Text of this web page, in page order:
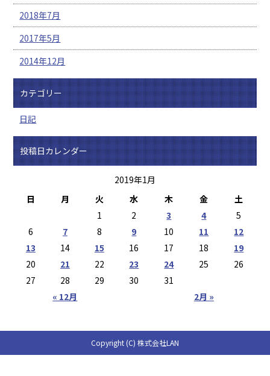
2018年7月
2017年5月
2014年12月
カテゴリー
日記
投稿日カレンダー
2019年1月
日
月 火 水 木 金 土
« 12月 2月 »
1 2 3 4
5
6
7 8 9 10 11
12
13
14 15 16 17 18
19
20
21 22 23 24 25
26
27
28 29 30 31
Copyright (C) 株式会社LAN